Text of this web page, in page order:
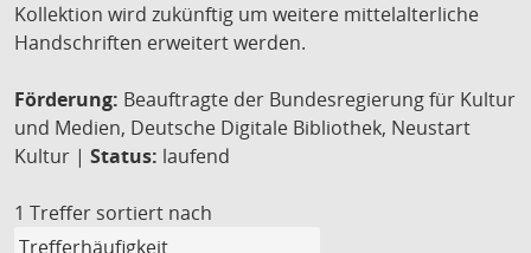
Kollektion wird zukünftig um weitere mittelalterliche
Handschriften erweitert werden.
Förderung: Beauftragte der Bundesregierung für Kultur
und Medien, Deutsche Digitale Bibliothek, Neustart
Kultur | Status: laufend
1 Treffer sortiert nach